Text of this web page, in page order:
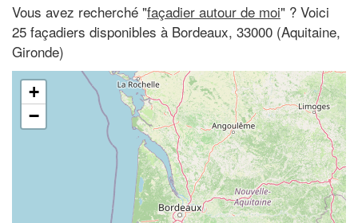
Vous avez recherché "façadier autour de moi" ? Voici
25 façadiers disponibles à Bordeaux, 33000 (Aquitaine,
Gironde)
+
−